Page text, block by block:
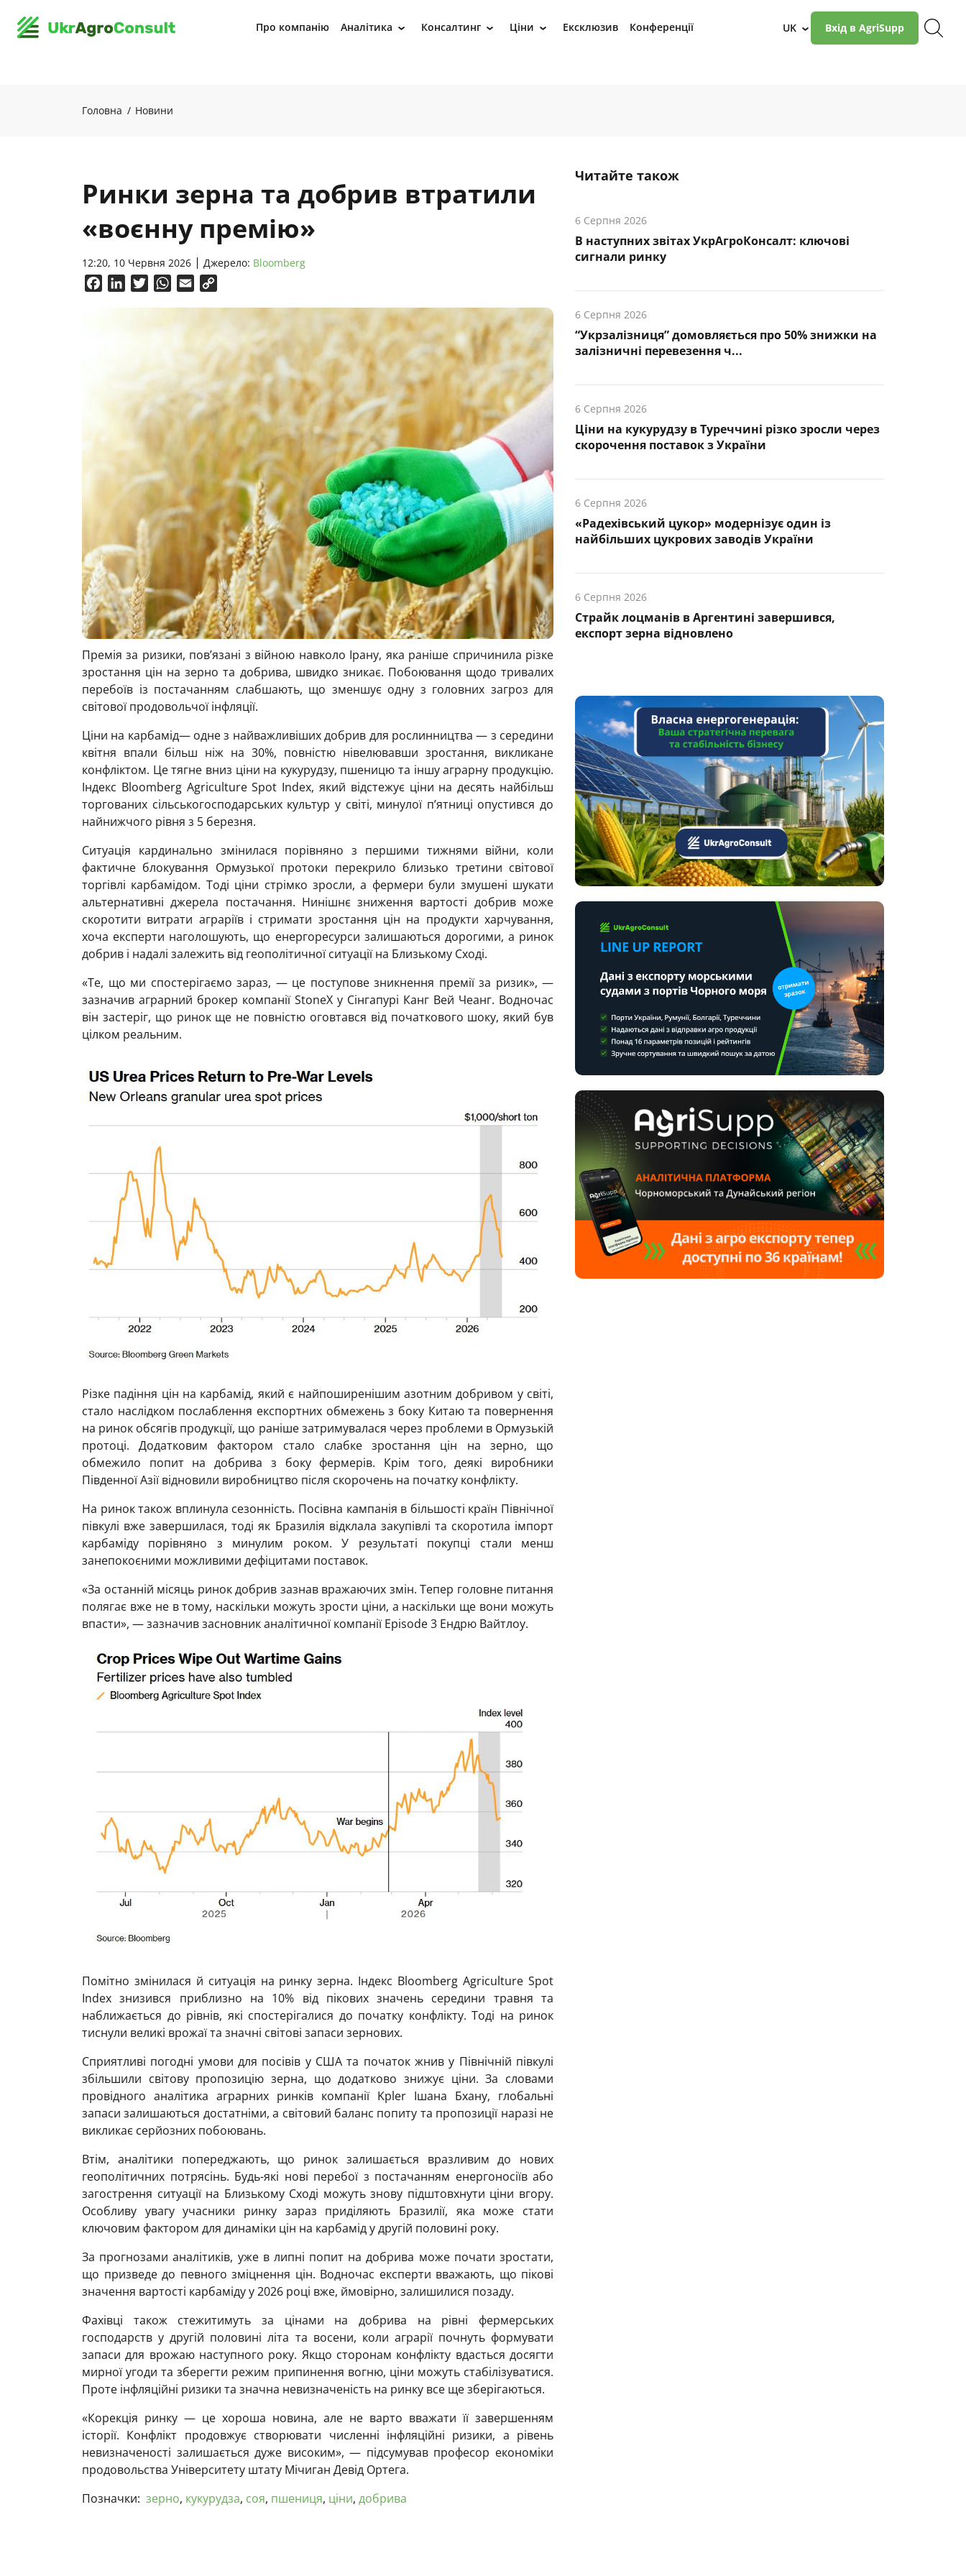
Про компанію Аналітика › Консалтинг › Ціни › Ексклюзив Конференції UK › Вхід в AgriSupp
Головна Новини
Ринки зерна та добрив втратили
«воєнну премію»
12:20, 10 Червня 2026 Джерело: Bloomberg
FacebookLinkedInTwitterWhatsApp
Email
Премія за ризики, пов’язані з війною навколо Ірану, яка раніше спричинила різке
зростання цін на зерно та добрива, швидко зникає. Побоювання щодо тривалих
перебоїв із постачанням слабшають, що зменшує одну з головних загроз для
світової продовольчої інфляції.
Ціни на карбамід— одне з найважливіших добрив для рослинництва — з середини
квітня впали більш ніж на 30%, повністю нівелювавши зростання, викликане
конфліктом. Це тягне вниз ціни на кукурудзу, пшеницю та іншу аграрну продукцію.
Індекс Bloomberg Agriculture Spot Index, який відстежує ціни на десять найбільш
торгованих сільськогосподарських культур у світі, минулої п’ятниці опустився до
найнижчого рівня з 5 березня.
Ситуація кардинально змінилася порівняно з першими тижнями війни, коли
фактичне блокування Ормузької протоки перекрило близько третини світової
торгівлі карбамідом. Тоді ціни стрімко зросли, а фермери були змушені шукати
альтернативні джерела постачання. Нинішнє зниження вартості добрив може
скоротити витрати аграріїв і стримати зростання цін на продукти харчування,
хоча експерти наголошують, що енергоресурси залишаються дорогими, а ринок
добрив і надалі залежить від геополітичної ситуації на Близькому Сході.
«Те, що ми спостерігаємо зараз, — це поступове зникнення премії за ризик», —
зазначив аграрний брокер компанії StoneX у Сінгапурі Канг Вей Чеанг. Водночас
він застеріг, що ринок ще не повністю оговтався від початкового шоку, який був
цілком реальним.
Різке падіння цін на карбамід, який є найпоширенішим азотним добривом у світі,
стало наслідком послаблення експортних обмежень з боку Китаю та повернення
на ринок обсягів продукції, що раніше затримувалася через проблеми в Ормузькій
протоці. Додатковим фактором стало слабке зростання цін на зерно, що
обмежило попит на добрива з боку фермерів. Крім того, деякі виробники
Південної Азії відновили виробництво після скорочень на початку конфлікту.
На ринок також вплинула сезонність. Посівна кампанія в більшості країн Північної
півкулі вже завершилася, тоді як Бразилія відклала закупівлі та скоротила імпорт
карбаміду порівняно з минулим роком. У результаті покупці стали менш
занепокоєними можливими дефіцитами поставок.
«За останній місяць ринок добрив зазнав вражаючих змін. Тепер головне питання
полягає вже не в тому, наскільки можуть зрости ціни, а наскільки ще вони можуть
впасти», — зазначив засновник аналітичної компанії Episode 3 Ендрю Вайтлоу.
Помітно змінилася й ситуація на ринку зерна. Індекс Bloomberg Agriculture Spot
Index знизився приблизно на 10% від пікових значень середини травня та
наближається до рівнів, які спостерігалися до початку конфлікту. Тоді на ринок
тиснули великі врожаї та значні світові запаси зернових.
Сприятливі погодні умови для посівів у США та початок жнив у Північній півкулі
збільшили світову пропозицію зерна, що додатково знижує ціни. За словами
провідного аналітика аграрних ринків компанії Kpler Ішана Бхану, глобальні
запаси залишаються достатніми, а світовий баланс попиту та пропозиції наразі не
викликає серйозних побоювань.
Втім, аналітики попереджають, що ринок залишається вразливим до нових
геополітичних потрясінь. Будь-які нові перебої з постачанням енергоносіїв або
загострення ситуації на Близькому Сході можуть знову підштовхнути ціни вгору.
Особливу увагу учасники ринку зараз приділяють Бразилії, яка може стати
ключовим фактором для динаміки цін на карбамід у другій половині року.
За прогнозами аналітиків, уже в липні попит на добрива може почати зростати,
що призведе до певного зміцнення цін. Водночас експерти вважають, що пікові
значення вартості карбаміду у 2026 році вже, ймовірно, залишилися позаду.
Фахівці також стежитимуть за цінами на добрива на рівні фермерських
господарств у другій половині літа та восени, коли аграрії почнуть формувати
запаси для врожаю наступного року. Якщо сторонам конфлікту вдасться досягти
мирної угоди та зберегти режим припинення вогню, ціни можуть стабілізуватися.
Проте інфляційні ризики та значна невизначеність на ринку все ще зберігаються.
«Корекція ринку — це хороша новина, але не варто вважати її завершенням
історії. Конфлікт продовжує створювати численні інфляційні ризики, а рівень
невизначеності залишається дуже високим», — підсумував професор економіки
продовольства Університету штату Мічиган Девід Ортега.
Позначки: зерно, кукурудза, соя, пшениця, ціни, добрива
Читайте також
6 Серпня 2026
В наступних звітах УкрАгроКонсалт: ключові
cигнали ринку
6 Серпня 2026
“Укрзалізниця” домовляється про 50% знижки на
залізничні перевезення ч...
6 Серпня 2026
Ціни на кукурудзу в Туреччині різко зросли через
скорочення поставок з України
6 Серпня 2026
«Радехівський цукор» модернізує один із
найбільших цукрових заводів України
6 Серпня 2026
Страйк лоцманів в Аргентині завершився,
експорт зерна відновлено